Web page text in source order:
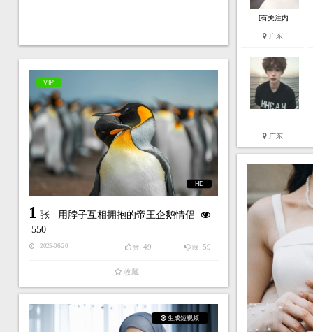
[有关注内
广东
广东
VIP
HD
1 张 用脖子互相拥抱的帝王企鹅情侣
550
2025-06-20 踩 59
赞 49
收藏
生成短视频